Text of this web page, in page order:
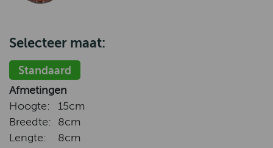
Selecteer maat:
Standaard
Afmetingen
Hoogte:
15cm
Breedte:
8cm
Lengte:
8cm